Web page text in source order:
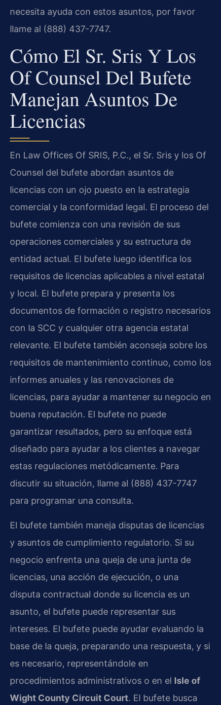
necesita ayuda con estos asuntos, por favor
llame al (888) 437-7747.
Cómo El Sr. Sris Y Los
Of Counsel Del Bufete
Manejan Asuntos De
Licencias
En Law Offices Of SRIS, P.C., el Sr. Sris y los Of
Counsel del bufete abordan asuntos de
licencias con un ojo puesto en la estrategia
comercial y la conformidad legal. El proceso del
bufete comienza con una revisión de sus
operaciones comerciales y su estructura de
entidad actual. El bufete luego identifica los
requisitos de licencias aplicables a nivel estatal
y local. El bufete prepara y presenta los
documentos de formación o registro necesarios
con la SCC y cualquier otra agencia estatal
relevante. El bufete también aconseja sobre los
requisitos de mantenimiento continuo, como los
informes anuales y las renovaciones de
licencias, para ayudar a mantener su negocio en
buena reputación. El bufete no puede
garantizar resultados, pero su enfoque está
diseñado para ayudar a los clientes a navegar
estas regulaciones metódicamente. Para
discutir su situación, llame al (888) 437-7747
para programar una consulta.
El bufete también maneja disputas de licencias
y asuntos de cumplimiento regulatorio. Si su
negocio enfrenta una queja de una junta de
licencias, una acción de ejecución, o una
disputa contractual donde su licencia es un
asunto, el bufete puede representar sus
intereses. El bufete puede ayudar evaluando la
base de la queja, preparando una respuesta, y si
es necesario, representándole en
procedimientos administrativos o en el Isle of
Wight County Circuit Court. El bufete busca